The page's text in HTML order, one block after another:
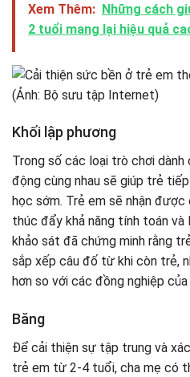
Xem Thêm: Những cách
2 tuổi mang lại hiệu quả
Khối lập phương
Trong số các loại trò chơi
động cùng nhau sẽ giúp trẻ
học sớm. Trẻ em sẽ nhận được
thúc đẩy khả năng tính toán và
khảo sát đã chứng minh rằng
sắp xếp câu đố từ khi còn trẻ,
hơn so với các đồng nghiệp của
Băng
Để cải thiện sự tập trung và
trẻ em từ 2-4 tuổi, cha mẹ có